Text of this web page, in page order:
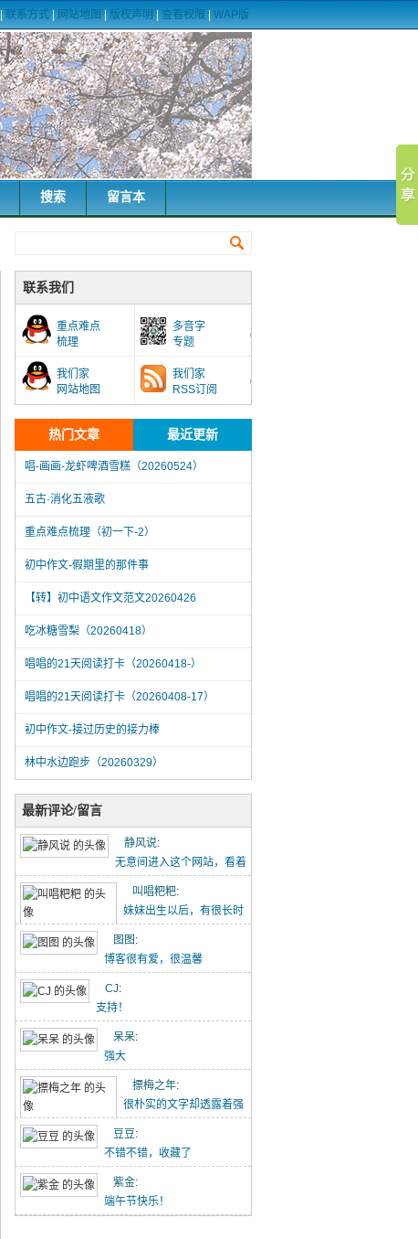
联系方式 网站地图 版权声明 查看权限 WAP版
搜索 留言本
联系我们
重点难点
梳理
多音字
专题
我们家
网站地图
我们家
RSS订阅
热门文章 最近更新
唱-画画-龙虾啤酒雪糕（20260524）
五古·消化五液歌
重点难点梳理（初一下-2）
初中作文-假期里的那件事
【转】初中语文作文范文20260426
吃冰糖雪梨（20260418）
唱唱的21天阅读打卡（20260418-）
唱唱的21天阅读打卡（20260408-17）
初中作文-接过历史的接力棒
林中水边跑步（20260329）
唱-画画-龙虾啤酒雪糕（20260524）
五古·消化五液歌
重点难点梳理（初一下-2）
初中作文-假期里的那件事
【转】初中语文作文范文20260426
吃冰糖雪梨（20260418）
唱唱的21天阅读打卡（20260418-）
林中水边跑步（20260329）
小猪佩奇手推车（20260329）
喝酸奶看动画片被发现了（20260329）
最新评论/留言
静风说:
无意间进入这个网站，看着
点滴记录的文章能感...
叫唱粑粑:
妹妹出生以后，有很长时
图图 :
博客很有爱，很温馨
CJ:
支持！
呆呆:
强大
摽梅之年:
很朴实的文字却透露着强
豆豆 :
不错不错，收藏了
紫金:
端午节快乐！